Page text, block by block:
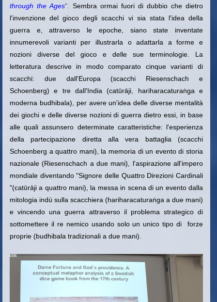
through the Ages".Sembra ormai fuori di dubbio che dietro
l'invenzione del gioco degli scacchi vi sia stata l'idea della
guerra e, attraverso le epoche, siano state inventate
innumerevoli varianti per illustrarla o adattarla a forme e
nozioni diverse del gioco e delle sue terminologie. La
letteratura descrive in modo comparato cinque varianti di
scacchi: due dall'Europa (scacchi Riesenschach e
Schoenberg) e tre dall'India (catūrāji, hariharacaturaṅga e
moderna budhibala), per avere un'idea delle diverse mentalità
dei giochi e delle diverse nozioni di guerra dietro essi, in base
alle quali assunsero determinate caratteristiche: l'esperienza
della partecipazione diretta alla vera battaglia (scacchi
Schoenberg a quattro mani), la memoria di un evento di storia
nazionale (Riesenschach a due mani), l'aspirazione all'impero
mondiale diventando "Signore delle Quattro Direzioni Cardinali
"(catūrāji a quattro mani), la messa in scena di un evento dalla
mitologia indù sulla scacchiera (hariharacaturaṅga a due mani)
e vincendo una guerra attraverso il problema strategico di
sottomettere il re nemico usando solo un unico tipo di forze
proprie (budhibala tradizionali a due mani).